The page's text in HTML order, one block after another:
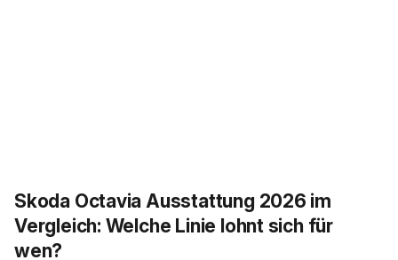
Skoda Octavia Ausstattung 2026 im
Vergleich: Welche Linie lohnt sich für
wen?